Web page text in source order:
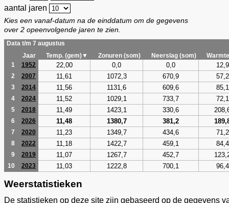
aantal jaren
Kies een vanaf-datum na de einddatum om de gegevens
over 2 opeenvolgende jaren te zien.
Data t/m 7 augustus
Jaar
Temp. (gem)▼ Zonuren (som) Neerslag (som)
1
1952 22,00 0,0 0,0 12,9
2 2007 11,61 1072,3 670,9 57,2
3 2014 11,56 1131,6 609,6 85,1
4 2024 11,52 1029,1 733,7 72,1
5 2018 11,49 1423,1 330,6
6 2026 11,48 1380,7 381,2
7 2020 11,23 1349,7 434,6 71,2
8 2022 11,18 1422,7 459,1 84,4
9 2019 11,07 1267,7 452,7
10 2023 11,03 1222,8 700,1 96,4
Weerstatistieken
De statistieken op deze site zijn gebaseerd op de gegevens